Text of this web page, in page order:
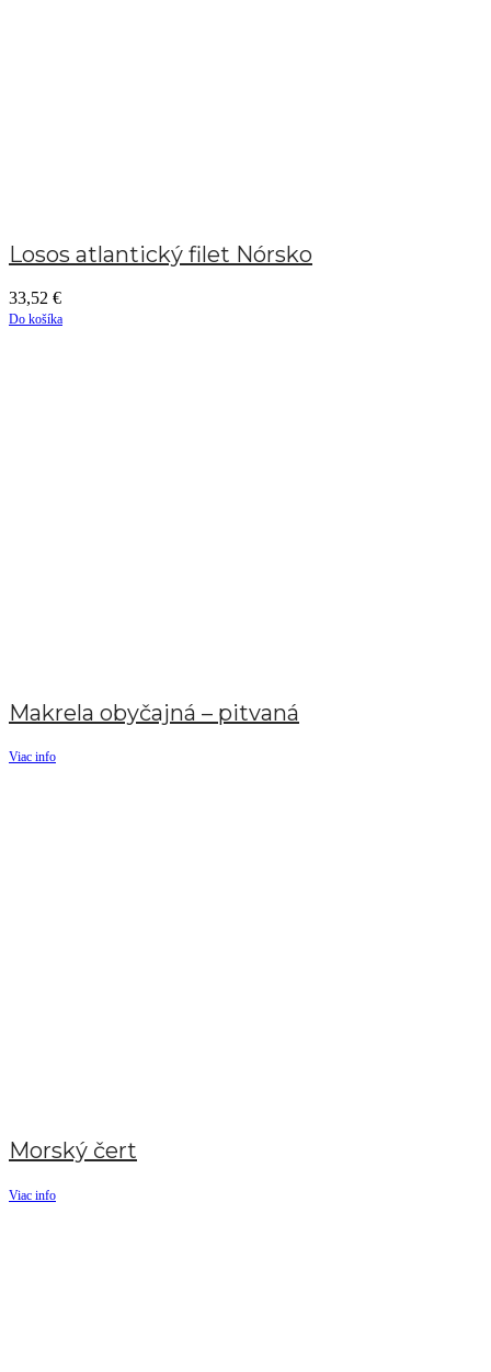
Losos atlantický filet Nórsko
33,52 €
Do košíka
Makrela obyčajná – pitvaná
Viac info
Morský čert
Viac info